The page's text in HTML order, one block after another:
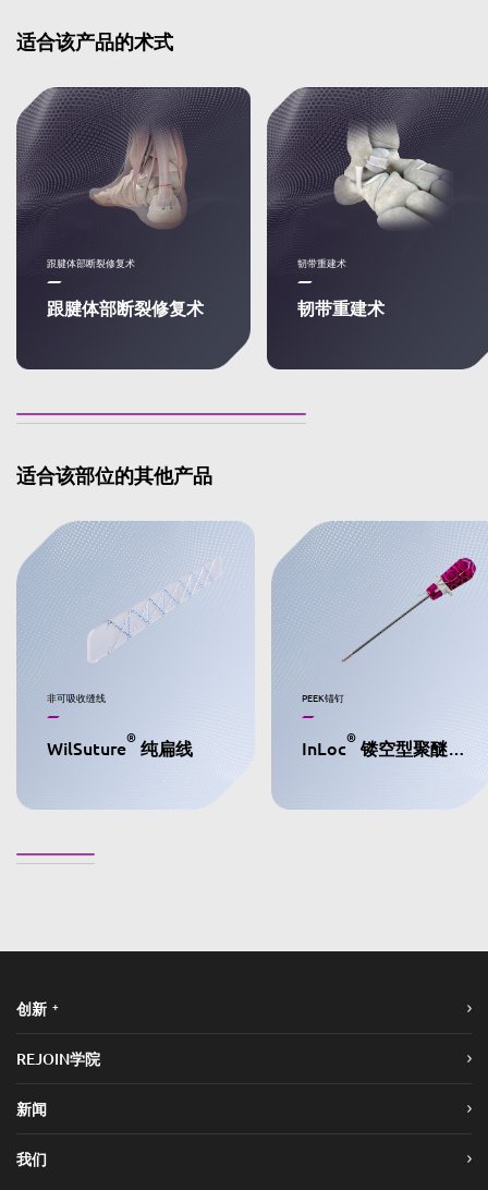
适合该产品的术式
跟腱体部断裂修复术
跟腱体部断裂修复术
韧带重建术
韧带重建术
适合该部位的其他产品
非可吸收缝线
WilSuture® 纯扁线
PEEK锚钉
InLoc® 镂空型聚醚醚酮缝合锚钉
创新 +
REJOIN学院
新闻
我们